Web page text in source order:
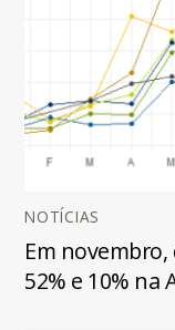
NOTÍCIAS
Em
52% e 10% na